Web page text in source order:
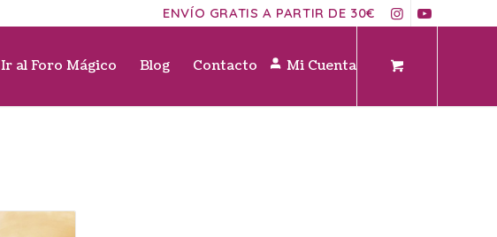
ENVÍO GRATIS A PARTIR DE 30€
Ir al Foro Mágico Blog Contacto Mi Cuenta